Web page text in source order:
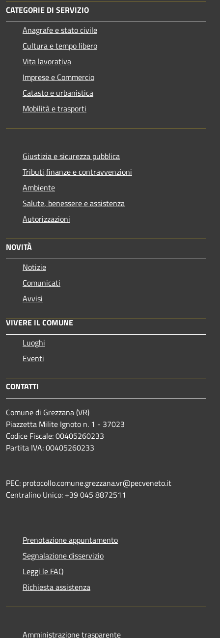
CATEGORIE DI SERVIZIO
Anagrafe e stato civile
Cultura e tempo libero
Vita lavorativa
Imprese e Commercio
Catasto e urbanistica
Mobilità e trasporti
Giustizia e sicurezza pubblica
Tributi,finanze e contravvenzioni
Ambiente
Salute, benessere e assistenza
Autorizzazioni
NOVITÀ
Notizie
Comunicati
Avvisi
VIVERE IL COMUNE
Luoghi
Eventi
CONTATTI
Comune di Grezzana (VR)
Piazzetta Milite Ignoto n. 1 - 37023
Codice Fiscale: 00405260233
Partita IVA: 00405260233
PEC: protocollo.comune.grezzana.vr@pecveneto.it
Centralino Unico: +39 045 8872511
Prenotazione appuntamento
Segnalazione disservizio
Leggi le FAQ
Richiesta assistenza
Amministrazione trasparente